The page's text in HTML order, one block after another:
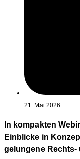
21. Mai 2026
In kompakten
Einblicke in
gelungene Rechts-